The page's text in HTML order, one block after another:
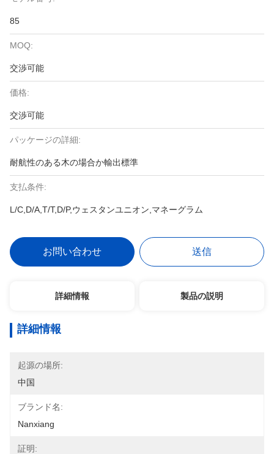
85
MOQ:
交渉可能
価格:
交渉可能
パッケージの詳細:
耐航性のある木の場合か輸出標準
支払条件:
L/C,D/A,T/T,D/P,ウェスタンユニオン,マネーグラム
お問い合わせ 送信
詳細情報 製品の説明
詳細情報
起源の場所:
中国
ブランド名:
Nanxiang
証明: